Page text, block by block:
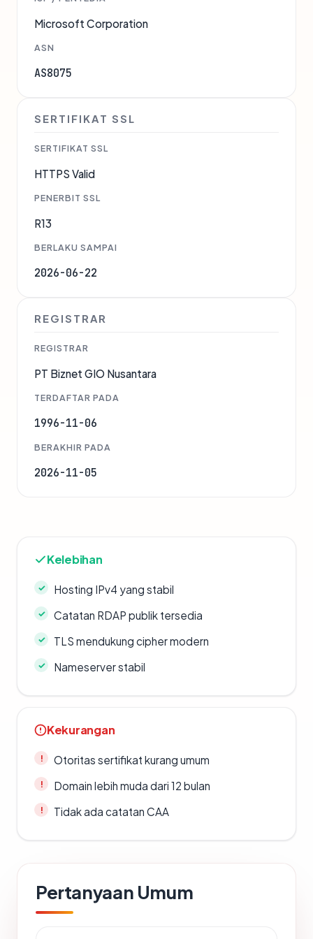
Microsoft Corporation
ASN
AS8075
SERTIFIKAT SSL
SERTIFIKAT SSL
HTTPS Valid
PENERBIT SSL
R13
BERLAKU SAMPAI
2026-06-22
REGISTRAR
REGISTRAR
PT Biznet GIO Nusantara
TERDAFTAR PADA
1996-11-06
BERAKHIR PADA
2026-11-05
Kelebihan
Hosting IPv4 yang stabil
Catatan RDAP publik tersedia
TLS mendukung cipher modern
Nameserver stabil
Kekurangan
Otoritas sertifikat kurang umum
Domain lebih muda dari 12 bulan
Tidak ada catatan CAA
Pertanyaan Umum